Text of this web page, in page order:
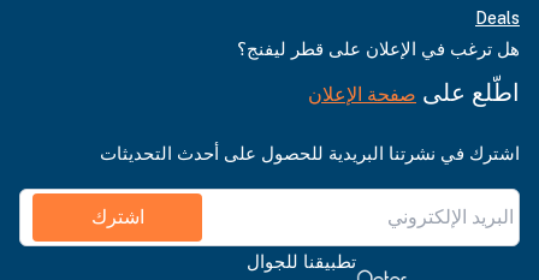
Deals
هل ترغب في الإعلان على قطر ليفنج؟
اطّلع على صفحة الإعلان
اشترك في نشرتنا البريدية للحصول على أحدث التحديثات
اشترك
تطبيقنا للجوال